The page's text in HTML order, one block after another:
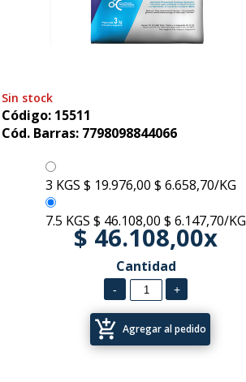
Sin stock
Código: 15511
Cód. Barras: 7798098844066
3 KGS $ 19.976,00 $ 6.658,70/KG
7.5 KGS $ 46.108,00 $ 6.147,70/KG
$ 46.108,00x
Cantidad
add_shopping_cart Agregar al pedido